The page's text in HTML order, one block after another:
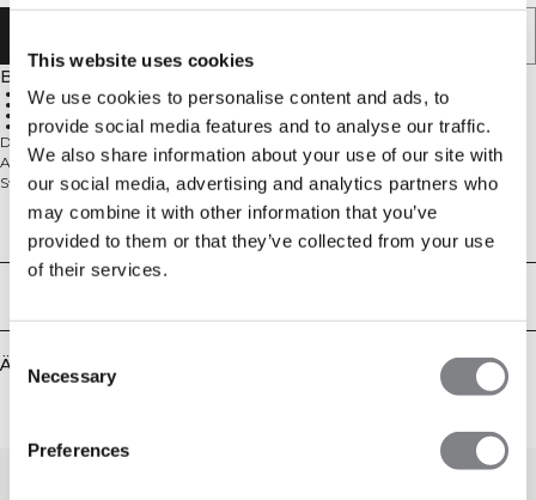
This website uses cookies
We use cookies to personalise content and ads, to
provide social media features and to analyse our traffic.
We also share information about your use of our site with
our social media, advertising and analytics partners who
may combine it with other information that you’ve
provided to them or that they’ve collected from your use
of their services.
Selection
Necessary
Preferences
Beschreibung
Kordelzug-Taille
Taschen
Standard Passform
Alltäglicher Komfort
Die Everyday Sweat Pants sind perfekt für das Training im Fitnessstudio, die
Arbeit oder zum Entspannen zu Hause. Sie bieten den klassischen
Sweathosen-Look mit normaler Passform und bestehen aus einer weichen,
angerauten Mischung aus 60% Baumwolle und 40% Polyester. Mit
praktischen Seitentaschen und einem verstellbaren Kordelzug in der Taille
sorgen sie für einfachen, ganztägigen Komfort. Die Hose verfügt über eine
normale Passform, Kordelzug in der Taille und Seitentaschen für maximalen
Technical Aspects
Ähnliche Produkte